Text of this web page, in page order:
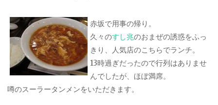
赤坂で用事の帰り。
久々のすし兆のおまぜの誘惑をふっ
きり、人気店のこちらでランチ。
13時過ぎだったので行列はありませ
んでしたが、ほぼ満席。
噂のスーラータンメンをいただきます。